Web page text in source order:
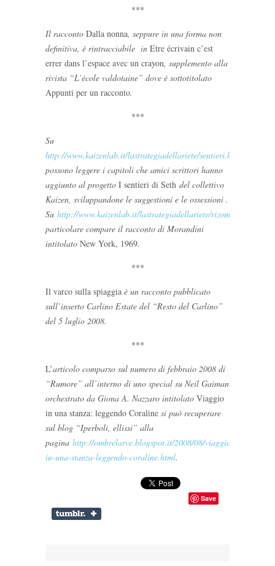
***
Il racconto Dalla nonna, seppure in una forma non
definitiva, è rintracciabile in Etre écrivain c’est
errer dans l’espace avec un crayon, supplemento alla
rivista “L’école valdotaine” dove è sottotitolato
Appunti per un racconto.
***
Su
http://www.kaizenlab.it/lastrategiadellariete/sentieri.html
possono leggere i capitoli che amici scrittori hanno
aggiunto al progetto I sentieri di Seth del collettivo
Kaizen, sviluppandone le suggestioni e le ossessioni .
Su http://www.kaizenlab.it/lastrategiadellariete/rizomi/
particolare compare il racconto di Morandini
intitolato New York, 1969.
***
Il varco sulla spiaggia è un racconto pubblicato
sull’inserto Carlino Estate del “Resto del Carlino”
del 5 luglio 2008.
***
L’articolo comparso sul numero di febbraio 2008 di
“Rumore” all’interno di uno special su Neil Gaiman
orchestrato da Giona A. Nazzaro intitolato Viaggio
in una stanza: leggendo Coraline si può recuperare
sul blog “Iperboli, ellissi” alla
pagina http://ombrelarve.blogspot.it/2008/08/viaggio-
in-una-stanza-leggendo-coraline.html.
Save